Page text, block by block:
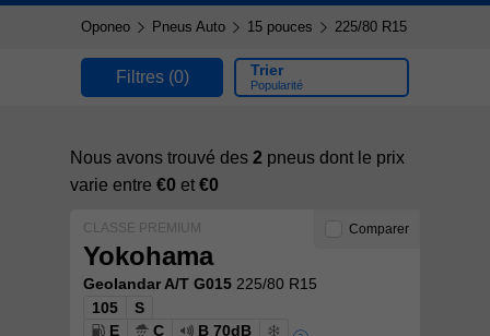
Oponeo Pneus Auto 15 pouces 225/80 R15
Filtres (0)
Nous avons trouvé des 2 pneus dont le prix
varie entre €0 et €0
Trier
Popularité
CLASSE PREMIUM
Yokohama
Geolandar A/T G015 225/80 R15
105
S
E
C
B 70dB
Comparer